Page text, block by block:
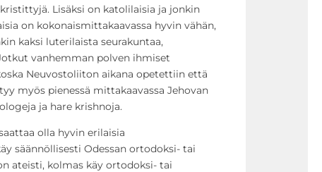
Lisäksi on katolilaisia ja jonkin
on kokonaismittakaavassa hyvin vähän,
kaksi luterilaista seurakuntaa,
vanhemman polven ihmiset
Neuvostoliiton aikana opetettiin että
myös pienessä mittakaavassa Jehovan
ja hare krishnoja.
olla hyvin erilaisia
säännöllisesti Odessan ortodoksi- tai
ateisti, kolmas käy ortodoksi- tai